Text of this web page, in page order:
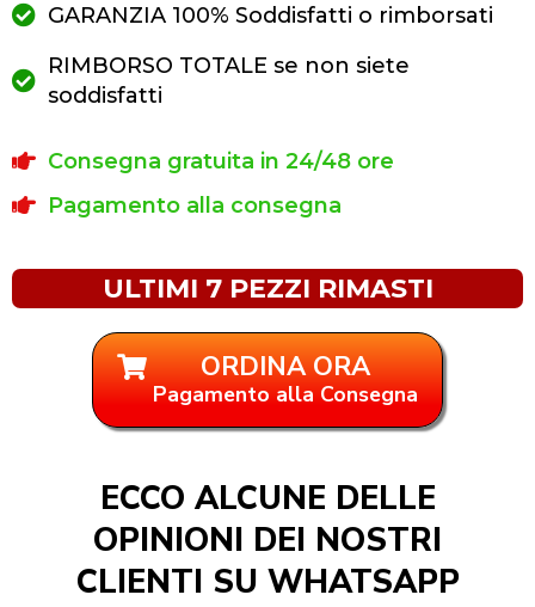
GARANZIA 100% Soddisfatti o rimborsati
RIMBORSO TOTALE se non siete
soddisfatti
Consegna gratuita in 24/48 ore
Pagamento alla consegna
ULTIMI 7 PEZZI RIMASTI
ORDINA ORA
Pagamento alla Consegna
ECCO ALCUNE DELLE
OPINIONI DEI NOSTRI
CLIENTI SU WHATSAPP